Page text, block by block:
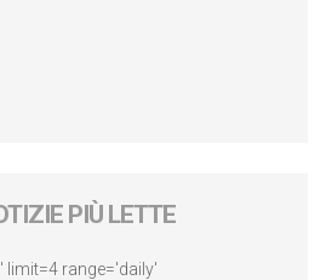
PIÙ LETTE
limit=4 range='daily'